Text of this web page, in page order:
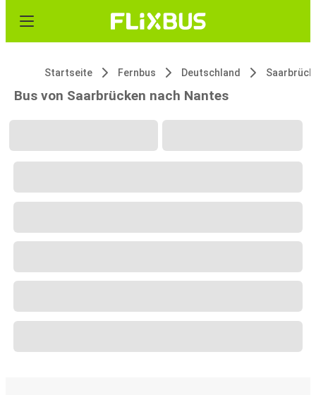
Startseite Fernbus Deutschland
Bus von Saarbrücken nach Nantes